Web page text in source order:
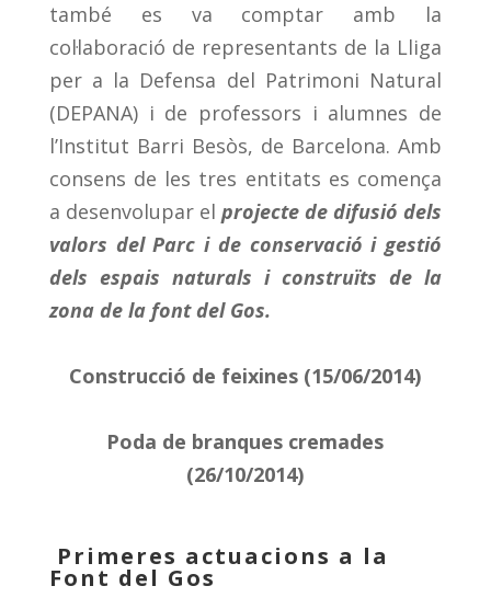
també es va comptar amb la
col·laboració de representants de la Lliga
per a la Defensa del Patrimoni Natural
(DEPANA) i de professors i alumnes de
l’Institut Barri Besòs, de Barcelona. Amb
consens de les tres entitats es comença
a desenvolupar el projecte de difusió dels
valors del Parc i de conservació i gestió
dels espais naturals i construïts de la
zona de la font del Gos.
Construcció de feixines (15/06/2014)
Poda de branques cremades
(26/10/2014)
Primeres actuacions a la
Font del Gos